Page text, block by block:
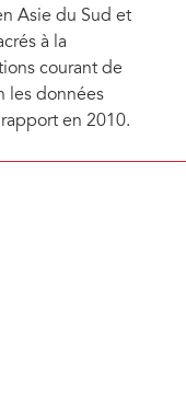
Asie du Sud et
à la
courant de
les données
en 2010.